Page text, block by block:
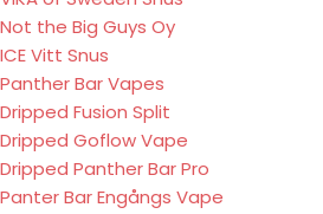
Not the Big Guys Oy
ICE Vitt Snus
Panther Bar Vapes
Dripped Fusion Split
Dripped Goflow Vape
Dripped Panther Bar Pro
Panter Bar Engångs Vape